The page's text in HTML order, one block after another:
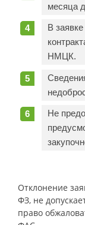
месяца
В
НМЦК.
Не
Отклонение
ФЗ, не
право